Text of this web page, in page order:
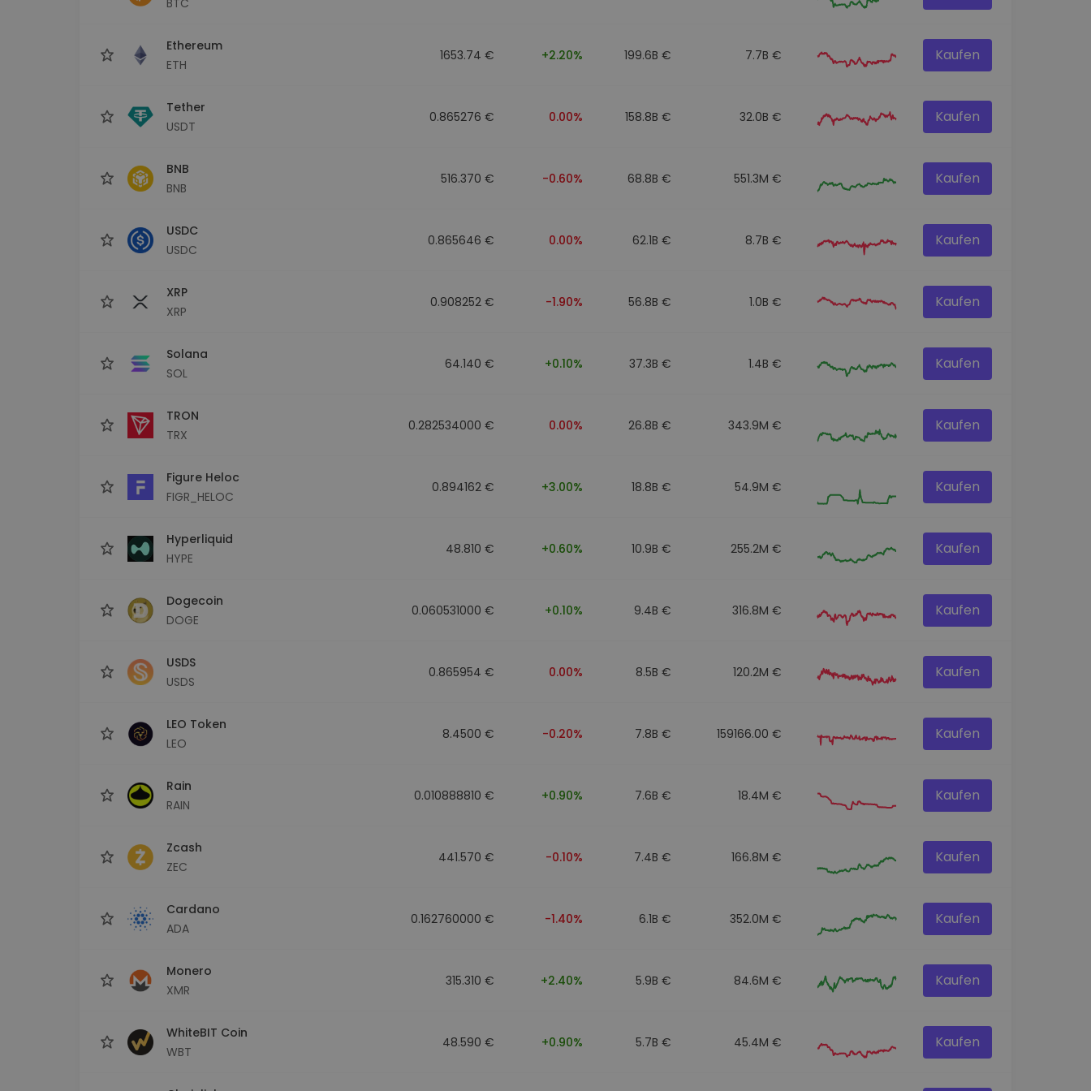
Finde deine Krypto-Strategie
Ethereum
ETH
1653.74 € +2.20% 199.6B € 7.7B € Kaufen
Tether
USDT
0.865276 € 0.00% 158.8B € 32.0B € Kaufen
BNB
BNB
516.370 € -0.60% 68.8B € 551.3M € Kaufen
USDC
USDC
0.865646 € 0.00% 62.1B € 8.7B € Kaufen
XRP
XRP
0.908252 € -1.90% 56.8B € 1.0B € Kaufen
Solana
SOL
64.140 € +0.10% 37.3B € 1.4B € Kaufen
TRON
TRX
0.282534000 € 0.00% 26.8B € 343.9M € Kaufen
Figure Heloc
FIGR_HELOC
0.894162 € +3.00% 18.8B € 54.9M € Kaufen
Hyperliquid
HYPE
48.810 € +0.60% 10.9B € 255.2M € Kaufen
Dogecoin
DOGE
0.060531000 € +0.10% 9.4B € 316.8M € Kaufen
USDS
USDS
0.865954 € 0.00% 8.5B € 120.2M € Kaufen
LEO Token
LEO
8.4500 € -0.20% 7.8B € 159166.00 € Kaufen
Rain
RAIN
0.010888810 € +0.90% 7.6B € 18.4M € Kaufen
Zcash
ZEC
441.570 € -0.10% 7.4B € 166.8M € Kaufen
Cardano
ADA
0.162760000 € -1.40% 6.1B € 352.0M € Kaufen
Monero
XMR
315.310 € +2.40% 5.9B € 84.6M € Kaufen
WhiteBIT Coin
WBT
48.590 € +0.90% 5.7B € 45.4M € Kaufen